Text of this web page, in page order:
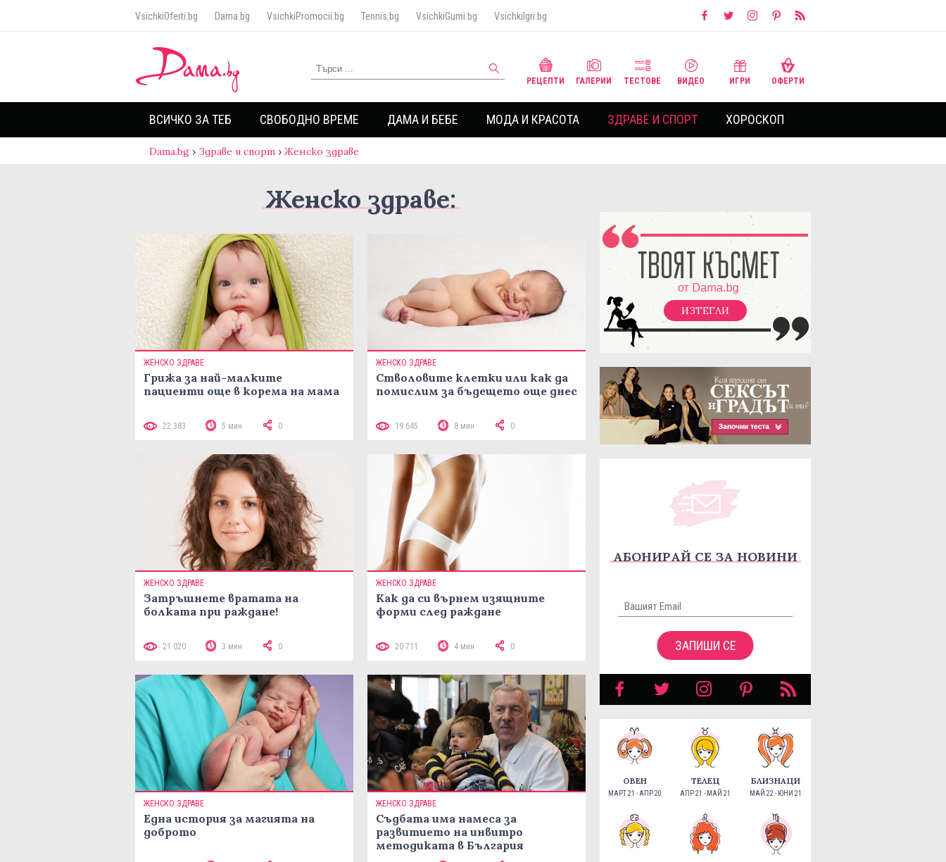
VsichkiOferti.bg Dama.bg VsichkiPromocii.bg Tennis.bg VsichkiGumi.bg VsichkiIgri.bg
РЕЦЕПТИ ГАЛЕРИИ ТЕСТОВЕ ВИДЕО ИГРИ ОФЕРТИ
ВСИЧКО ЗА ТЕБ СВОБОДНО ВРЕМЕ ДАМА И БЕБЕ МОДА И КРАСОТА ЗДРАВЕ И СПОРТ ХОРОСКОП
Dama.bg › Здраве и спорт ›Женско здраве
Женско здраве:
ЖЕНСКО ЗДРАВЕ
Грижа за най-малките
пациенти още в корема на мама
22 383 5 мин 0
ЖЕНСКО ЗДРАВЕ
Стволовите клетки или как да
помислим за бъдещето още днес
19 645 8 мин 0
ЖЕНСКО ЗДРАВЕ
Затръшнете вратата на
болката при раждане!
21 020 3 мин 0
ЖЕНСКО ЗДРАВЕ
Как да си върнем изящните
форми след раждане
20 711 4 мин 0
ЖЕНСКО ЗДРАВЕ
Една история за магията на
доброто
ЖЕНСКО ЗДРАВЕ
Съдбата има намеса за
развитието на инвитро
методиката в България
ИЗТЕГЛИ
АБОНИРАЙ СЕ ЗА НОВИНИ
ЗАПИШИ СЕ
ОВЕН
МАРТ 21 - АПР 20
ТЕЛЕЦ
АПР 21 - МАЙ 21
БЛИЗНАЦИ
МАЙ 22 - ЮНИ 21